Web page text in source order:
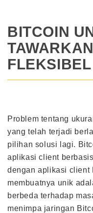
BITCOIN
FLEKSIBEL
Problem tentang
yang telah terjadi
pilihan solusi lagi.
aplikasi client
dengan aplikasi client
membuatnya unik
berbeda terhadap
menimpa jaringan